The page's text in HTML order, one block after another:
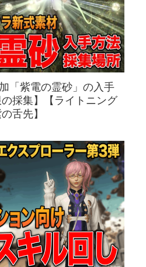
「紫電の霊砂」の入手
採集】【ライトニング
舌先】